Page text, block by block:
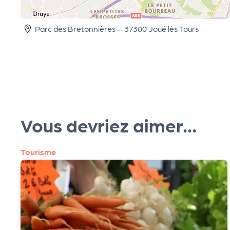
Parc des Bretonnières — 37300 Joué lès Tours
Vous devriez aimer...
Tourisme
cti
R
O
G!
P